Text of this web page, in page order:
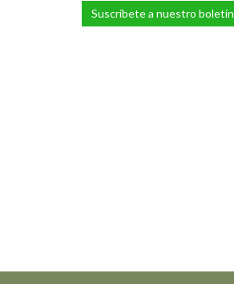
Suscríbete a nuestro boletín